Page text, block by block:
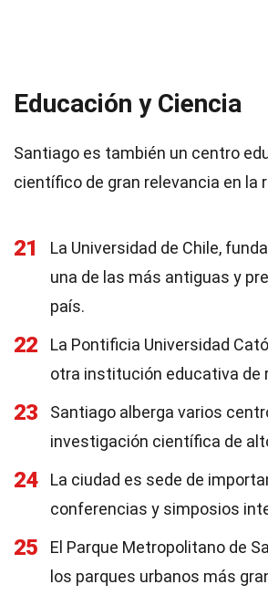
Educación y Ciencia
Santiago es también un centro
científico de gran relevancia en la
21
La Universidad de Chile,
una de las más antiguas y
país.
22
La Pontificia Universidad
otra institución educativa de
23
Santiago alberga varios
investigación científica de
24
La ciudad es sede de
conferencias y simposios
25
El Parque Metropolitano de
los parques urbanos más